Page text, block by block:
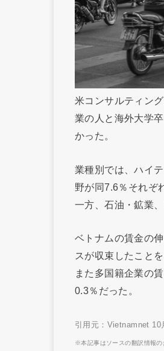
米コンサルティン
業の人と海外大学
かった。
業種別では、ハイ
野が同7.6％それぞ
一方、石油・鉱業
ベトナムの賃金の
スが収束したこと
また多国籍企業の
0.3％だった。
引用元：Vietnamnet 10
※本記事はソースの翻訳情報の